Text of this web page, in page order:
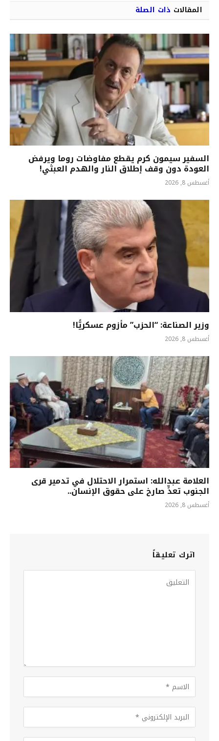
المقالات ذات الصلة
السفير سيمون كرم يقطع مفاوضات روما ويرفض
العودة دون وقف إطلاق النار والهدم العبثي!
أغسطس 8, 2026
وزير الصناعة: “الحزب” مأزوم عسكريًّا!
أغسطس 8, 2026
العلامة عبدالله: استمرار الاحتلال في تدمير قرى
الجنوب تعدٍّ صارخ على حقوق الإنسان..
أغسطس 8, 2026
اترك تعليقاً